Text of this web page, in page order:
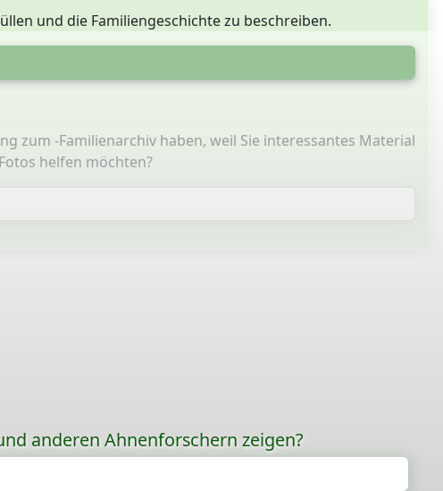
und die Familiengeschichte zu beschreiben.
zum -Familienarchiv haben, weil Sie interessantes Material
helfen möchten?
anderen Ahnenforschern zeigen?